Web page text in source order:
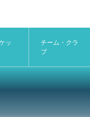
ッ
チーム・クラ
ブ